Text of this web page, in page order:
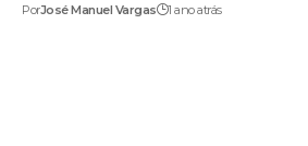
PorJosé Manuel Vargas 1 ano atrás